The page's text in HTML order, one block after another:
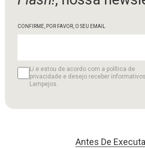
CONFIRME, POR FAVOR, O SEU EMAIL
Li e estou de acordo com a política de
privacidade e desejo receber
Lampejos.
Antes De